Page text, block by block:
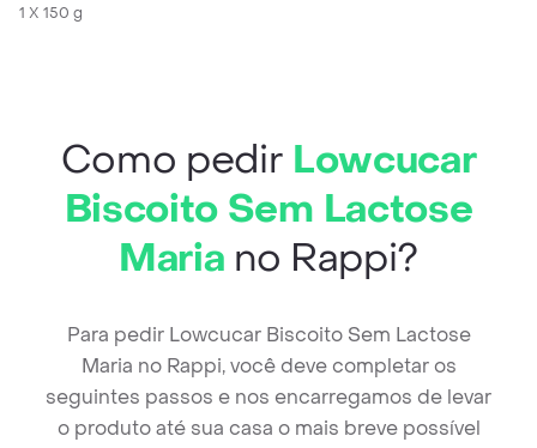
1 X 150 g
Como pedir Lowcucar
Biscoito Sem Lactose
Maria no Rappi?
Para pedir Lowcucar Biscoito Sem Lactose
Maria no Rappi, você deve completar os
seguintes passos e nos encarregamos de levar
o produto até sua casa o mais breve possível